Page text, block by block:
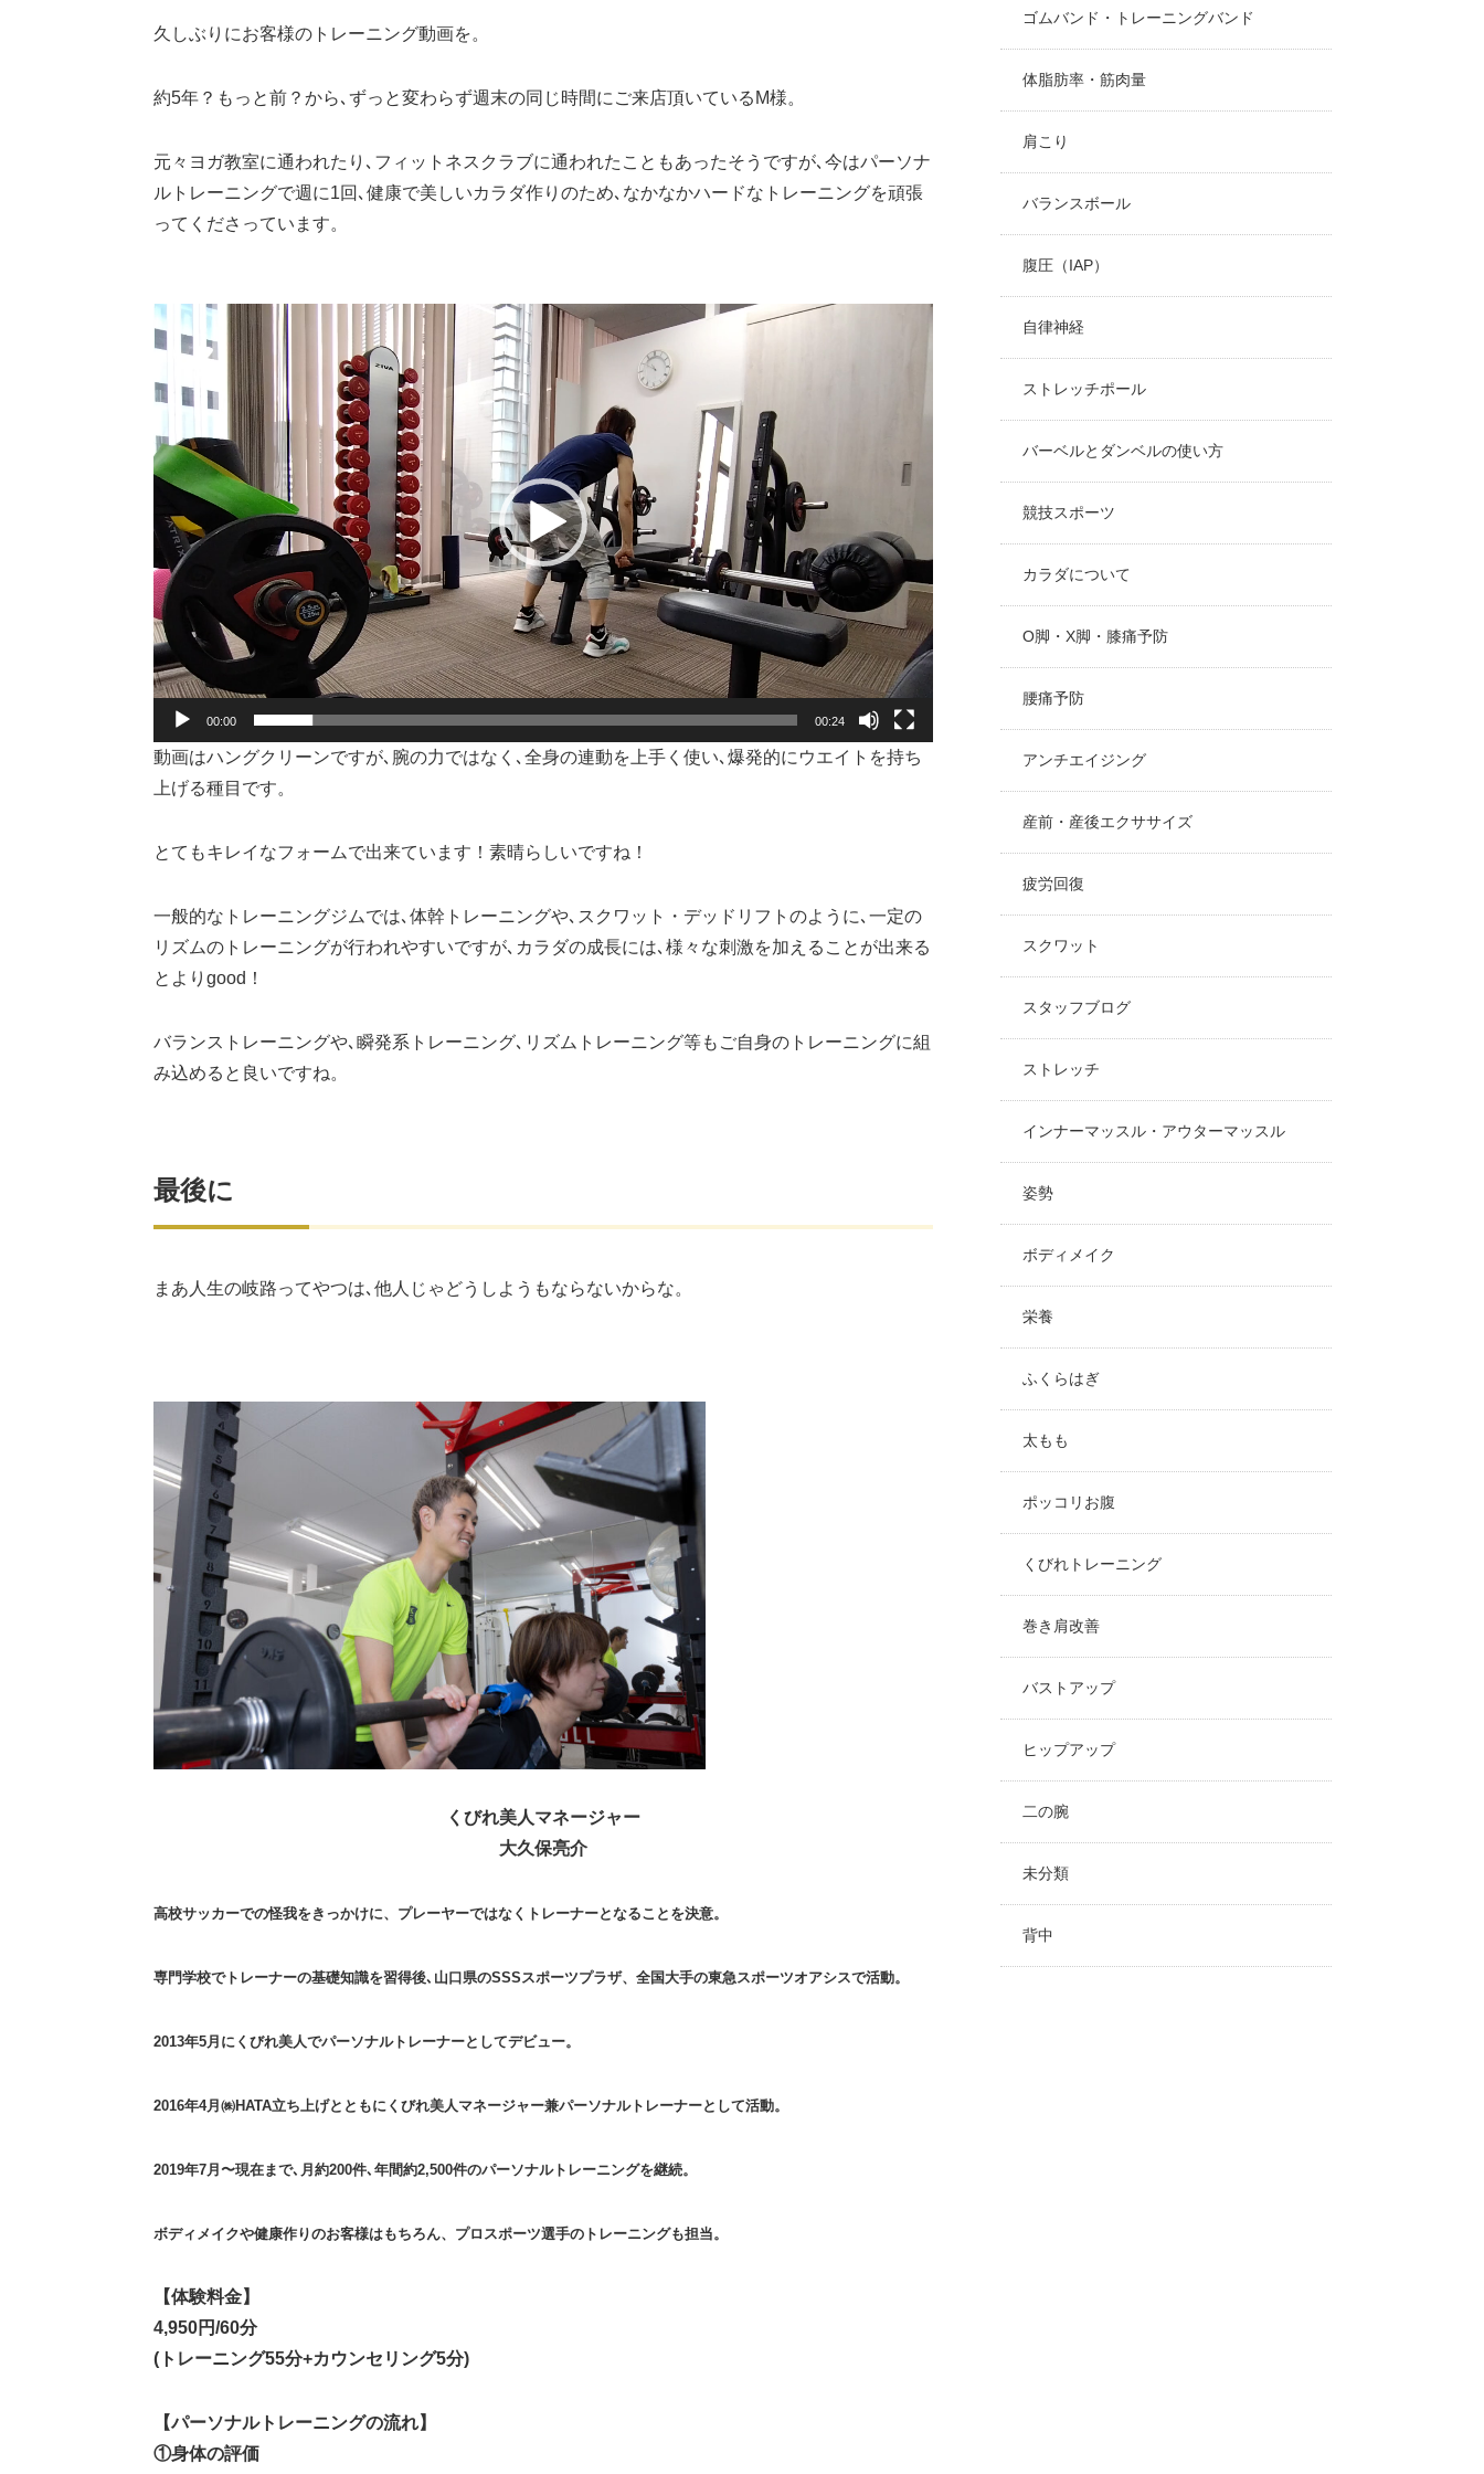
久しぶりにお客様のトレーニング動画を。
約5年？もっと前？から､ずっと変わらず週末の同じ時間にご来店頂いているM様。
元々ヨガ教室に通われたり､フィットネスクラブに通われたこともあったそうですが､今はパーソナ
ルトレーニングで週に1回､健康で美しいカラダ作りのため､なかなかハードなトレーニングを頑張
ってくださっています。
動
画
プ
ー
ヤ
00:00 00:24
動画はハングクリーンですが､腕の力ではなく､全身の連動を上手く使い､爆発的にウエイトを持ち
上げる種目です。
とてもキレイなフォームで出来ています！素晴らしいですね！
一般的なトレーニングジムでは､体幹トレーニングや､スクワット・デッドリフトのように､一定の
リズムのトレーニングが行われやすいですが､カラダの成長には､様々な刺激を加えることが出来る
とよりgood！
バランストレーニングや､瞬発系トレーニング､リズムトレーニング等もご自身のトレーニングに組
み込めると良いですね。
最後に
まあ人生の岐路ってやつは､他人じゃどうしようもならないからな。
くびれ美人マネージャー
大久保亮介
高校サッカーでの怪我をきっかけに、プレーヤーではなくトレーナーとなることを決意。
専門学校でトレーナーの基礎知識を習得後､山口県のSSSスポーツプラザ、全国大手の東急スポーツオアシスで活動。
2013年5月にくびれ美人でパーソナルトレーナーとしてデビュー。
2016年4月㈱HATA立ち上げとともにくびれ美人マネージャー兼パーソナルトレーナーとして活動。
2019年7月〜現在まで､月約200件､年間約2,500件のパーソナルトレーニングを継続。
ボディメイクや健康作りのお客様はもちろん、プロスポーツ選手のトレーニングも担当。
【体験料金】
4,950円/60分
(トレーニング55分+カウンセリング5分)
【パーソナルトレーニングの流れ】
①身体の評価
ゴムバンド・トレーニングバンド
体脂肪率・筋肉量
肩こり
バランスボール
腹圧（IAP）
自律神経
ストレッチポール
バーベルとダンベルの使い方
競技スポーツ
カラダについて
O脚・X脚・膝痛予防
腰痛予防
アンチエイジング
産前・産後エクササイズ
疲労回復
スクワット
スタッフブログ
ストレッチ
インナーマッスル・アウターマッスル
姿勢
ボディメイク
栄養
ふくらはぎ
太もも
ポッコリお腹
くびれトレーニング
巻き肩改善
バストアップ
ヒップアップ
二の腕
未分類
背中